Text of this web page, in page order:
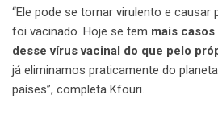
“Ele pode se tornar virulento e causar
foi vacinado. Hoje se tem mais
desse vírus vacinal do que pelo
já eliminamos praticamente do
países”, completa Kfouri.